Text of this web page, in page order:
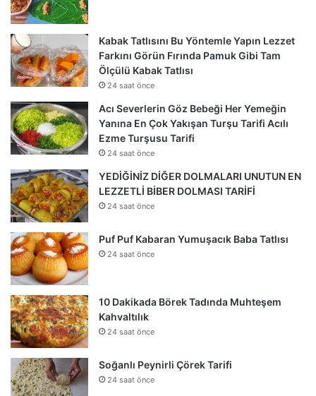
Kabak Tatlısını Bu Yöntemle Yapın Lezzet
Farkını Görün Fırında Pamuk Gibi Tam
Ölçülü Kabak Tatlısı
24 saat önce
Acı Severlerin Göz Bebeği Her Yemeğin
Yanına En Çok Yakışan Turşu Tarifi Acılı
Ezme Turşusu Tarifi
24 saat önce
YEDİĞİNİZ DİĞER DOLMALARI UNUTUN EN
LEZZETLİ BİBER DOLMASI TARİFİ
24 saat önce
Puf Puf Kabaran Yumuşacık Baba Tatlısı
24 saat önce
10 Dakikada Börek Tadında Muhteşem
Kahvaltılık
24 saat önce
Soğanlı Peynirli Çörek Tarifi
24 saat önce